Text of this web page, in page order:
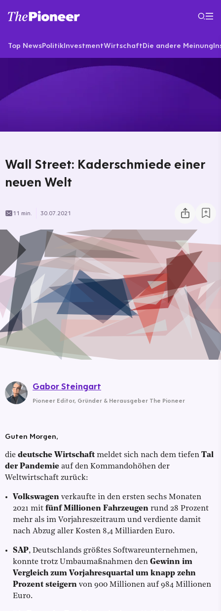
Top NewsPolitikInvestmentWirtschaftDie andere Meinung
Wall Street: Kaderschmiede einer
neuen Welt
11 min. 30.07.2021
Guten Morgen,
die deutsche Wirtschaft meldet sich nach dem tiefen Tal
der Pandemie auf den Kommandohöhen der
Weltwirtschaft zurück:
Volkswagen verkaufte in den ersten sechs Monaten
2021 mit fünf Millionen Fahrzeugen rund 28 Prozent
mehr als im Vorjahreszeitraum und verdiente damit
nach Abzug aller Kosten 8,4 Milliarden Euro.
SAP, Deutschlands größtes Softwareunternehmen,
konnte trotz Umbaumaßnahmen den Gewinn im
Vergleich zum Vorjahresquartal um knapp zehn
Prozent steigern von 900 Millionen auf 984 Millionen
Euro.
Gabor Steingart
Pioneer Editor, Gründer & Herausgeber The Pioneer